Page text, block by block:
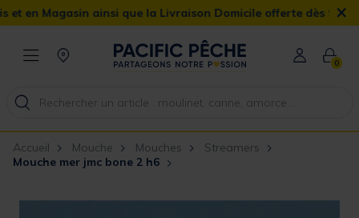
ainsi que la Livraison Domicile offerte dès 90€ ×
0
Accueil Mouche Mouches
Streamers
Mouche mer jmc bone 2 h6